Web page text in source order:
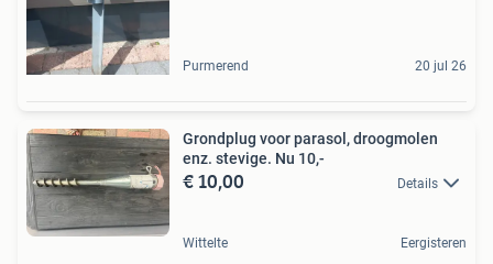
Purmerend 20 jul 26
Grondplug voor parasol, droogmolen
enz. stevige. Nu 10,-
€ 10,00 Details
Wittelte Eergisteren